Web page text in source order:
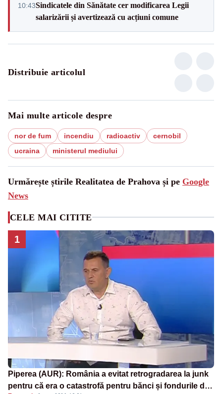
10:43Sindicatele din Sănătate cer modificarea Legii
salarizării și avertizează cu acțiuni comune
Distribuie articolul
Mai multe articole despre
nor de fum incendiu radioactiv
cernobil
ucraina
ministerul mediului
Urmărește știrile Realitatea de Prahova și pe Google
News
CELE MAI CITITE
1
Piperea (AUR): România a evitat retrogradarea la junk
pentru că era o catastrofă pentru bănci și fondurile de